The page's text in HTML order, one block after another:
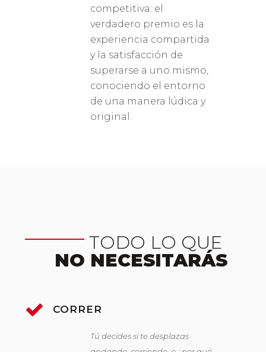
competitiva: el
verdadero premio es la
experiencia compartida
y la satisfacción de
superarse a uno mismo,
conociendo el entorno
de una manera lúdica y
original.
TODO LO QUE
NO NECESITARÁS
CORRER
Tú decides si te desplazas